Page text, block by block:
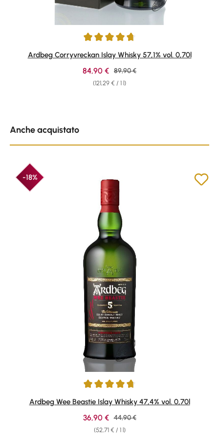
Average rating of 4.87 out of 5 stars
Ardbeg Corryvreckan Islay Whisky 57,1% vol. 0,70l
(121,29 € / 1 l)
Sale price:
84,90 € Regular price:
89,90 €
Anche acquistato
-18%
Average rating of 4.75 out of 5 stars
Ardbeg Wee Beastie Islay Whisky 47,4% vol. 0,70l
(52,71 € / 1 l)
Sale price:
36,90 € Regular price:
44,90 €